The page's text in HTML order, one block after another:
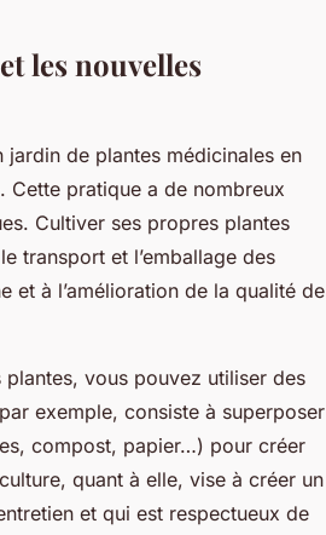
les nouvelles
jardin de plantes médicinales en
. Cette pratique a de nombreux
Cultiver ses propres plantes
transport et l’emballage des
et à l’amélioration de la qualité de
vous pouvez utiliser des
exemple, consiste à superposer
compost, papier…) pour créer
quant à elle, vise à créer un
et qui est respectueux de